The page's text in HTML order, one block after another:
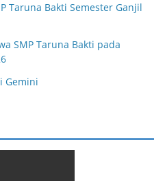
Taruna Bakti Semester Ganjil
SMP Taruna Bakti pada
Gemini